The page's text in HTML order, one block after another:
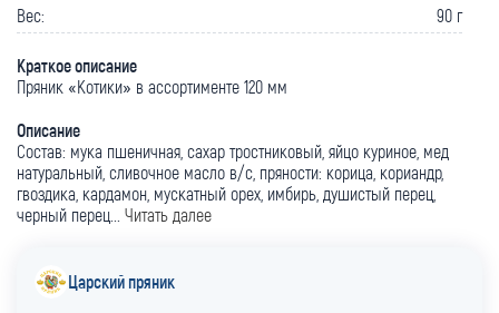
Вес:
90 г
Краткое описание
Пряник «Котики» в ассортименте 120 мм
Описание
Состав: мука пшеничная, сахар тростниковый, яйцо куриное, мед
натуральный, сливочное масло в/с, пряности: корица, кориандр,
гвоздика, кардамон, мускатный орех, имбирь, душистый перец,
черный перец... Читать далее
Царский пряник